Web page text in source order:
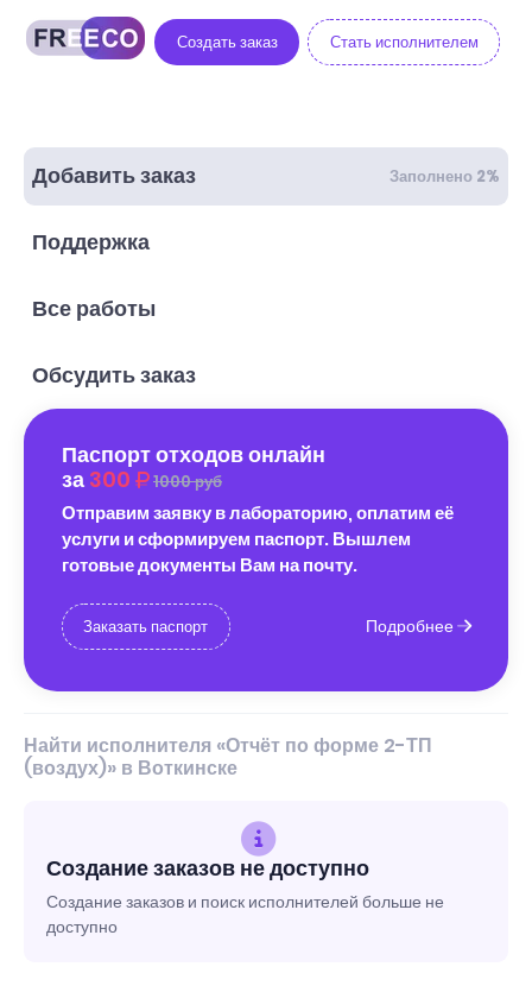
Создать заказ Стать исполнителем
Добавить заказ Заполнено 2%
Поддержка
Все работы
Обсудить заказ
Паспорт отходов онлайн
за 300 1000 руб
Отправим заявку в лабораторию, оплатим её
услуги и сформируем паспорт. Вышлем
готовые документы Вам на почту.
Заказать паспорт Подробнее
Найти исполнителя «Отчёт по форме 2-ТП
(воздух)» в Воткинске
Создание заказов не доступно
Создание заказов и поиск исполнителей больше не
доступно